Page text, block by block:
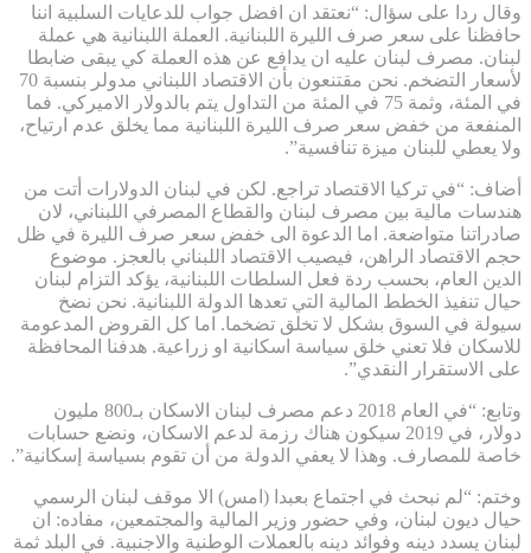
وقال ردا على سؤال: “نعتقد ان افضل جواب للدعايات السلبية اننا
حافظنا على سعر صرف الليرة اللبنانية. العملة اللبنانية هي عملة
لبنان. مصرف لبنان عليه ان يدافع عن هذه العملة كي يبقى ضابطا
لأسعار التضخم. نحن مقتنعون بأن الاقتصاد اللبناني مدولر بنسبة 70
في المئة، وثمة 75 في المئة من التداول يتم بالدولار الاميركي. فما
المنفعة من خفض سعر صرف الليرة اللبنانية مما يخلق عدم ارتياح،
ولا يعطي للبنان ميزة تنافسية”.
أضاف: “في تركيا الاقتصاد تراجع. لكن في لبنان الدولارات أتت من
هندسات مالية بين مصرف لبنان والقطاع المصرفي اللبناني، لان
صادراتنا متواضعة. اما الدعوة الى خفض سعر صرف الليرة في ظل
حجم الاقتصاد الراهن، فيصيب الاقتصاد اللبناني بالعجز. موضوع
الدين العام، بحسب ردة فعل السلطات اللبنانية، يؤكد التزام لبنان
حيال تنفيذ الخطط المالية التي تعدها الدولة اللبنانية. نحن نضخ
سيولة في السوق بشكل لا تخلق تضخما. اما كل القروض المدعومة
للاسكان فلا تعني خلق سياسة اسكانية او زراعية. هدفنا المحافظة
على الاستقرار النقدي”.
وتابع: “في العام 2018 دعم مصرف لبنان الاسكان بـ800 مليون
دولار، في 2019 سيكون هناك رزمة لدعم الاسكان، ونضع حسابات
خاصة للمصارف. وهذا لا يعفي الدولة من أن تقوم بسياسة إسكانية”.
وختم: “لم نبحث في اجتماع بعبدا (امس) الا موقف لبنان الرسمي
حيال ديون لبنان، وفي حضور وزير المالية والمجتمعين، مفاده: ان
لبنان يسدد دينه وفوائد دينه بالعملات الوطنية والاجنبية. في البلد ثمة